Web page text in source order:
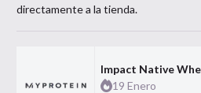
directamente a la tienda.
Impact Native
19 Enero